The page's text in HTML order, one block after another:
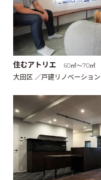
住むアトリエ 60㎡〜70㎡
大田区 ／戸建リノベーション